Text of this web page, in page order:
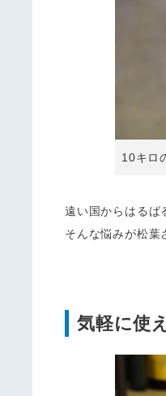
10キロ
遠い国からはるば
そんな悩みが松葉
気軽に使